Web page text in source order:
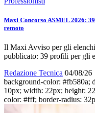
Maxi Concorso ASMEL 2026:
remoto
Il Maxi Avviso per gli
pubblicato: 39 profili per gli
Redazione Tecnica 04/08/26
background-color: #fb580a;
10px; width: 22px; height:
color: #fff; border-radius: